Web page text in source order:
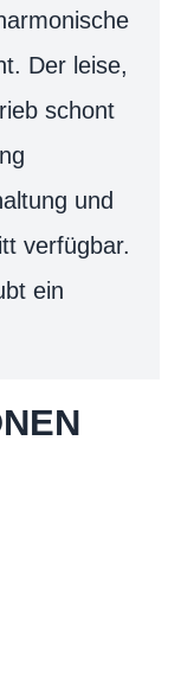
Der leise,
schont
und
verfügbar.
ein